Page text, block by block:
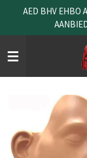
naar
de
hoofdinhoud
AED BHV EHBO